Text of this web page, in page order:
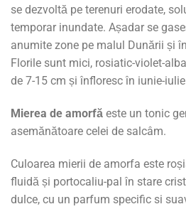
se dezvoltă pe terenuri erodate,
temporar inundate. Așadar se
anumite zone pe malul Dunării și
Florile sunt mici, rosiatic-violet-
de 7-15 cm și înfloresc în iunie-
Mierea de amorfă este un tonic
asemănătoare celei de salcâm.
Culoarea mierii de amorfa este
fluidă și portocaliu-pal în stare
dulce, cu un parfum specific si